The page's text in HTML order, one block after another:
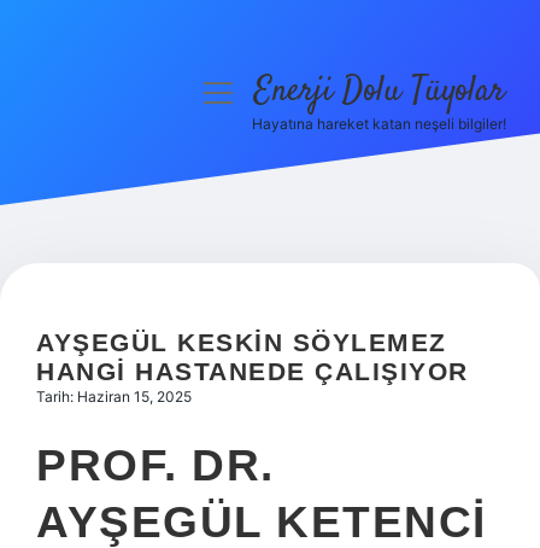
Hakkımızda
menüyüEnerji Dolu Tüyolar
Hayatına hareket katan neşeli bilgiler!
AYŞEGÜL KESKIN SÖYLEMEZ
HANGI HASTANEDE ÇALIŞIYOR
Tarih: Haziran 15, 2025
PROF. DR.
AYŞEGÜL KETENCI